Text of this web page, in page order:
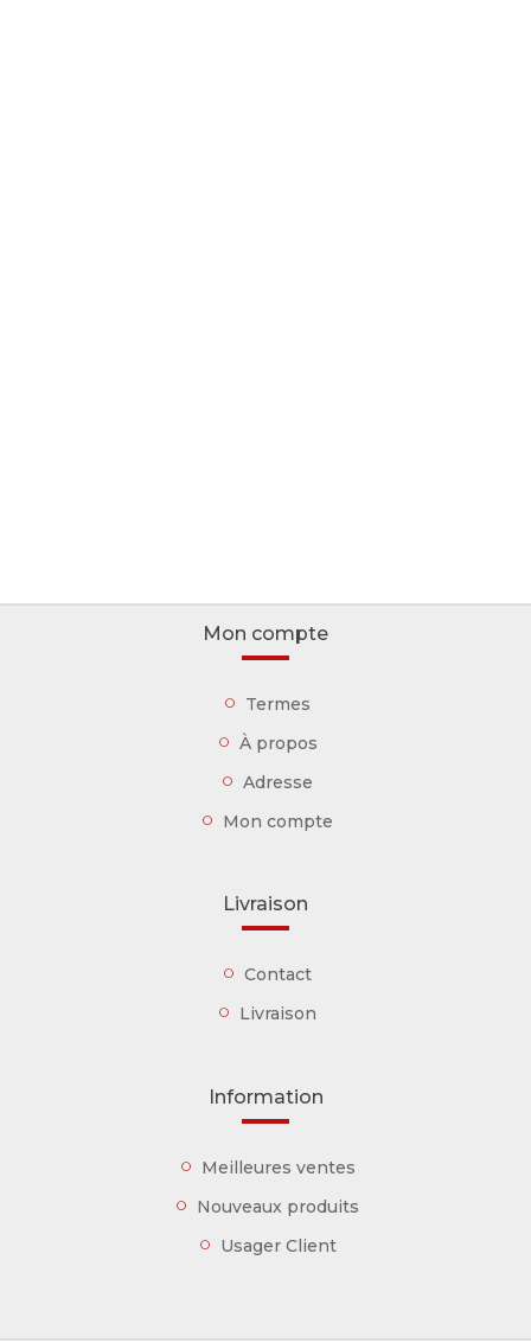
Mon compte
Termes
À propos
Adresse
Mon compte
Livraison
Contact
Livraison
Information
Meilleures ventes
Nouveaux produits
Usager Client